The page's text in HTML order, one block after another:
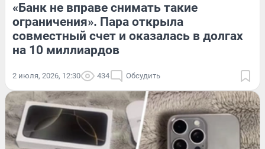
«Банк не вправе снимать такие
ограничения». Пара открыла
совместный счет и оказалась в долгах
на 10 миллиардов
2 июля, 2026, 12:30 434 Обсудить